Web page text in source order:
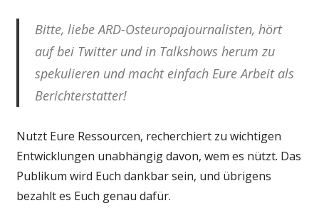
Bitte, liebe ARD-Osteuropajournalisten, hört
auf bei Twitter und in Talkshows herum zu
spekulieren und macht einfach Eure Arbeit als
Berichterstatter!
Nutzt Eure Ressourcen, recherchiert zu wichtigen
Entwicklungen unabhängig davon, wem es nützt. Das
Publikum wird Euch dankbar sein, und übrigens
bezahlt es Euch genau dafür.